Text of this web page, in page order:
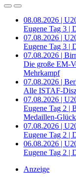
08.08.2026 |
Eugene Tag 3 |
07.08.2026 |
Eugene Tag 3 |
07.08.2026 |
Die große EM-
Mehrkampf
07.08.2026 |
Alle ISTAF-
07.08.2026 |
Eugene Tag 2 |
Medaillen-Glück
07.08.2026 |
Eugene Tag 2 |
06.08.2026 |
Eugene Tag 2 |
Anzeige